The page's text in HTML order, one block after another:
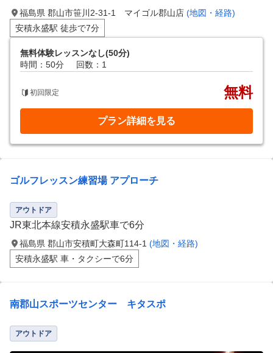
福島県 郡山市笹川2-31-1 マイゴル郡山店 (地図・経路)
安積永盛駅 徒歩で7分
無料体験レッスンなし(50分)
時間：50分
回数：1
初回限定 無料
プラン詳細を見る
ゴルフレッスン練習場 アプローチ
アウトドア
JR東北本線安積永盛駅車で6分
福島県 郡山市安積町大森町114-1 (地図・経路)
安積永盛駅 車・タクシーで6分
南郡山スポーツセンター キタスポ
アウトドア